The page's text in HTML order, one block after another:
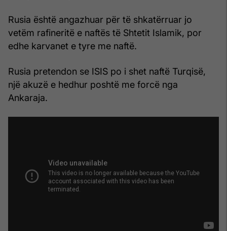
Rusia është angazhuar për të shkatërruar jo
vetëm rafineritë e naftës të Shtetit Islamik, por
edhe karvanet e tyre me naftë.
Rusia pretendon se ISIS po i shet naftë Turqisë,
një akuzë e hedhur poshtë me forcë nga
Ankaraja.